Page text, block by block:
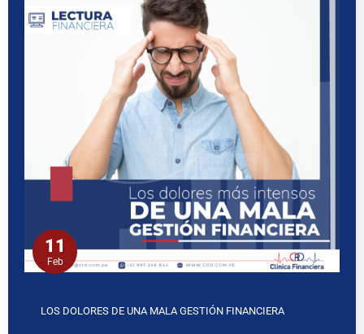
11
Feb
LOS DOLORES DE UNA MALA GESTIÓN FINANCIERA